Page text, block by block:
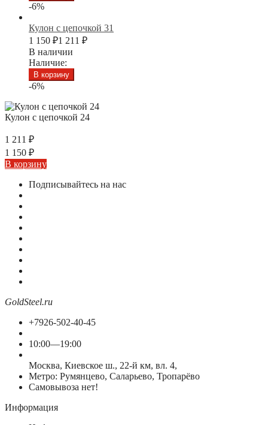
-6%
Кулон с цепочкой 31
1 150 ₽1 211 ₽
В наличии
Наличие:
В корзину
-6%
Кулон с цепочкой 24
1 211 ₽
1 150 ₽
В корзину
Подписывайтесь на нас
GoldSteel.ru
+7926-502-40-45
10:00—19:00
Москва, Киевское ш., 22-й км, вл. 4,
Метро: Румянцево, Саларьево, Тропарёво
Самовывоза нет!
Информация